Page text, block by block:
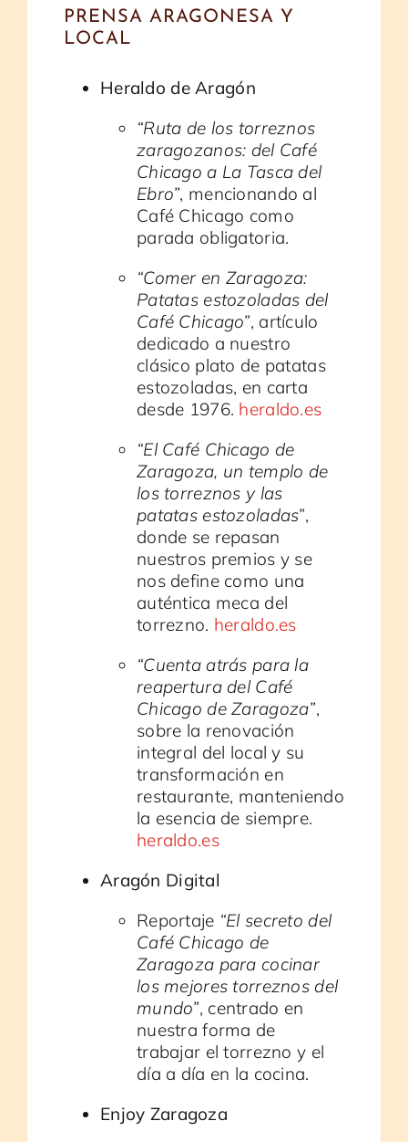
PRENSA ARAGONESA Y
LOCAL
Heraldo de Aragón
“Ruta de los torreznos
zaragozanos: del Café
Chicago a La Tasca del
Ebro”, mencionando al
Café Chicago como
parada obligatoria.
“Comer en Zaragoza:
Patatas estozoladas del
Café Chicago”, artículo
dedicado a nuestro
clásico plato de patatas
estozoladas, en carta
desde 1976. heraldo.es
“El Café Chicago de
Zaragoza, un templo de
los torreznos y las
patatas estozoladas”,
donde se repasan
nuestros premios y se
nos define como una
auténtica meca del
torrezno. heraldo.es
“Cuenta atrás para la
reapertura del Café
Chicago de Zaragoza”,
sobre la renovación
integral del local y su
transformación en
restaurante, manteniendo
la esencia de siempre.
heraldo.es
Aragón Digital
Reportaje “El secreto del
Café Chicago de
Zaragoza para cocinar
los mejores torreznos del
mundo”, centrado en
nuestra forma de
trabajar el torrezno y el
día a día en la cocina.
Enjoy Zaragoza